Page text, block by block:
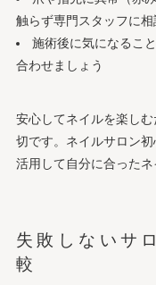
触らず専門スタッフに相
施術後に気になるこ
合わせましょう
安心してネイルを楽し
切です。ネイルサロン
活用して自分に合ったネ
失敗しないサ
較